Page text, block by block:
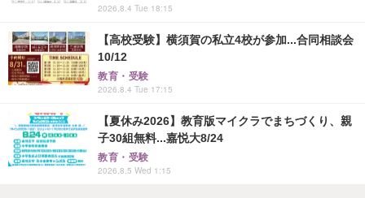
2026.8.4 Tue 18:15
【高校受験】横須賀の私立4校が参加...合同相談会
10/12
教育・受験
2026.8.4 Tue 17:15
【夏休み2026】教育版マイクラでまちづくり、親
子30組無料...嘉悦大8/24
教育・受験
2026.8.5 Wed 1:15